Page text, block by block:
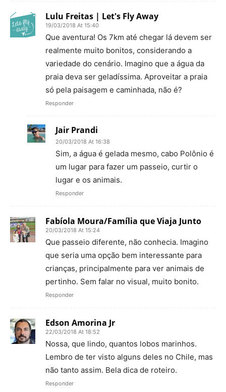
Lulu Freitas | Let's Fly Away
19/03/2018 At 15:40
Que aventura! Os 7km até chegar lá devem ser
realmente muito bonitos, considerando a
variedade do cenário. Imagino que a água da
praia deva ser geladíssima. Aproveitar a praia
só pela paisagem e caminhada, não é?
Responder
Jair Prandi
20/03/2018 At 16:38
Sim, a água é gelada mesmo, cabo Polônio é
um lugar para fazer um passeio, curtir o
lugar e os animais.
Responder
Fabíola Moura/Família que Viaja Junto
20/03/2018 At 15:24
Que passeio diferente, não conhecia. Imagino
que seria uma opção bem interessante para
crianças, principalmente para ver animais de
pertinho. Sem falar no visual, muito bonito.
Responder
Edson Amorina Jr
22/03/2018 At 18:52
Nossa, que lindo, quantos lobos marinhos.
Lembro de ter visto alguns deles no Chile, mas
não tanto assim. Bela dica de roteiro.
Responder